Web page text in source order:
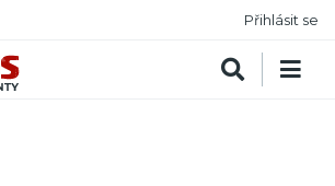
Přihlásit se